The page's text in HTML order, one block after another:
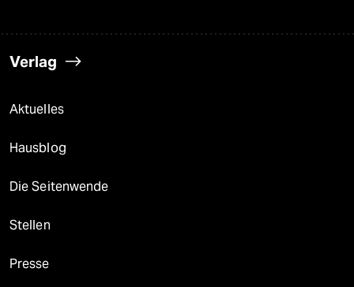
Verlag
Aktuelles
Hausblog
Die Seitenwende
Stellen
Presse